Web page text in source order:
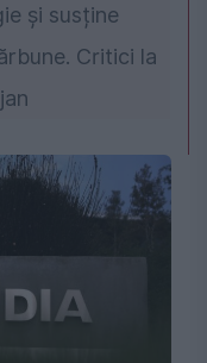
și susține
Critici la